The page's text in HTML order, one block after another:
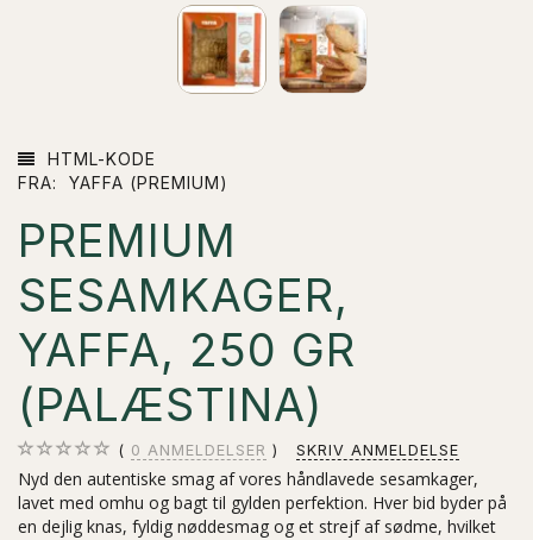
HTML-KODE
FRA:
YAFFA (PREMIUM)
PREMIUM
SESAMKAGER,
YAFFA, 250 GR
(PALÆSTINA)
0 ANMELDELSER SKRIV ANMELDELSE
Nyd den autentiske smag af vores håndlavede sesamkager,
lavet med omhu og bagt til gylden perfektion. Hver bid byder på
en dejlig knas, fyldig nøddesmag og et strejf af sødme, hvilket